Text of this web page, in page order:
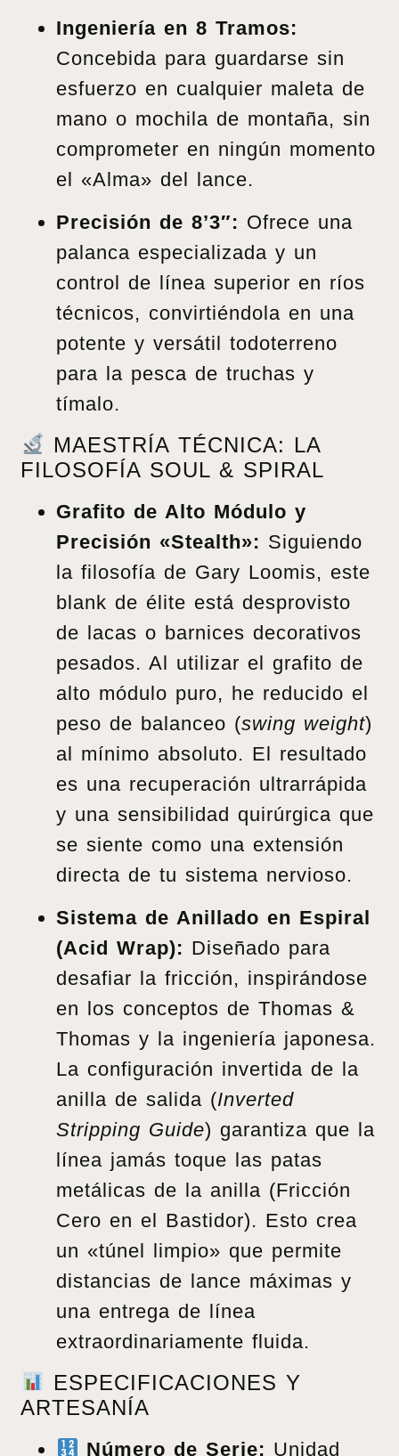
Ingeniería en 8 Tramos:
Concebida para guardarse sin
esfuerzo en cualquier maleta de
mano o mochila de montaña, sin
comprometer en ningún momento
el «Alma» del lance.
Precisión de 8’3″: Ofrece una
palanca especializada y un
control de línea superior en ríos
técnicos, convirtiéndola en una
potente y versátil todoterreno
para la pesca de truchas y
tímalo.
MAESTRÍA TÉCNICA: LA
FILOSOFÍA SOUL & SPIRAL
Grafito de Alto Módulo y
Precisión «Stealth»: Siguiendo
la filosofía de Gary Loomis, este
blank de élite está desprovisto
de lacas o barnices decorativos
pesados. Al utilizar el grafito de
alto módulo puro, he reducido el
peso de balanceo (swing weight)
al mínimo absoluto. El resultado
es una recuperación ultrarrápida
y una sensibilidad quirúrgica que
se siente como una extensión
directa de tu sistema nervioso.
Sistema de Anillado en Espiral
(Acid Wrap): Diseñado para
desafiar la fricción, inspirándose
en los conceptos de Thomas &
Thomas y la ingeniería japonesa.
La configuración invertida de la
anilla de salida (Inverted
Stripping Guide) garantiza que la
línea jamás toque las patas
metálicas de la anilla (Fricción
Cero en el Bastidor). Esto crea
un «túnel limpio» que permite
distancias de lance máximas y
una entrega de línea
extraordinariamente fluida.
ESPECIFICACIONES Y
ARTESANÍA
Número de Serie: Unidad